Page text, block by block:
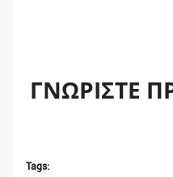
ΓΝΩΡΙΣΤΕ
Tags: